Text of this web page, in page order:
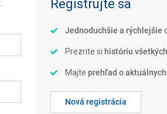
Registrujte sa
Jednoduchšie a rýchlejšie
Prezrite si históriu
Majte prehľad o
Nová registrácia